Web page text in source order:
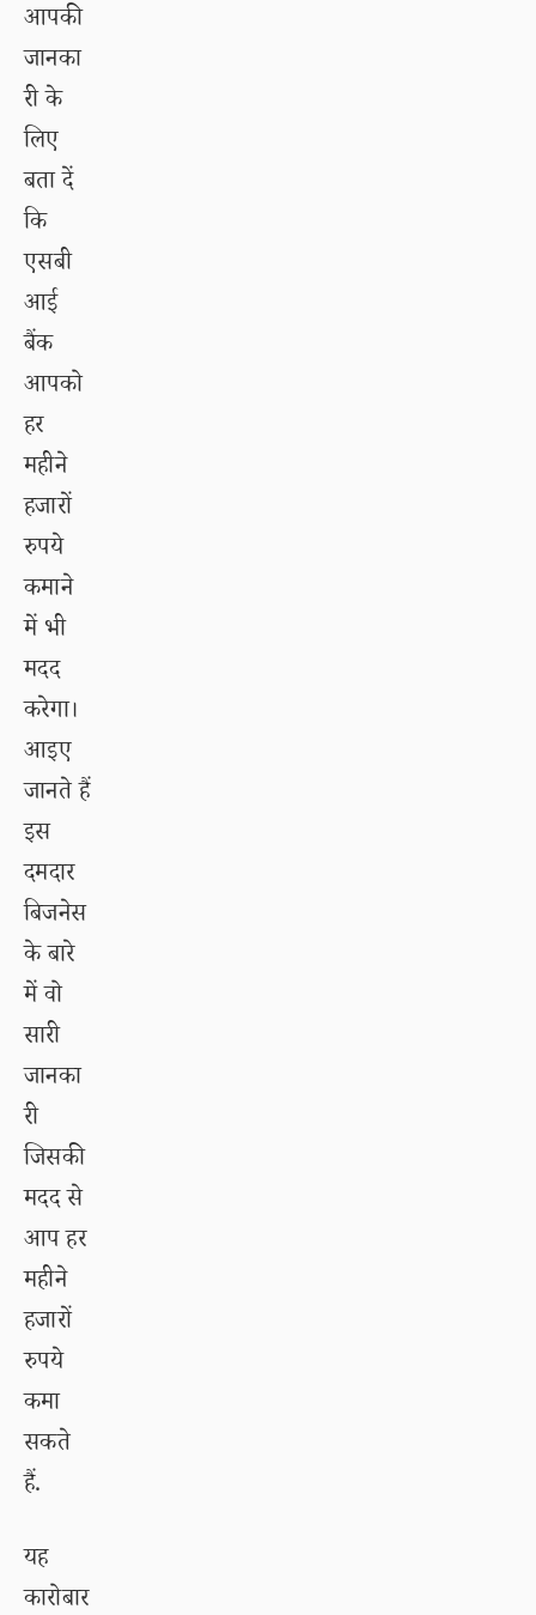
आपकी
जानका
री के
लिए
बता दें
कि
एसबी
आई
बैंक
आपको
हर
महीने
हजारों
रुपये
कमाने
में भी
मदद
करेगा।
आइए
जानते हैं
इस
दमदार
बिजनेस
के बारे
में वो
सारी
जानका
री
जिसकी
मदद से
आप हर
महीने
हजारों
रुपये
कमा
सकते
हैं.
यह
कारोबार